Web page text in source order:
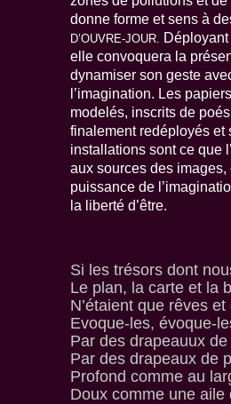
donne forme et sens à
D’OUVRE-JOUR.
elle convoquera la
dynamiser son geste
l’imagination. Les
modelés, inscrits de
finalement redéployés et
installations sont ce que
aux sources des
puissance de
la liberté d’être.
Si les trésors dont
Le plan, la carte et la
N’étaient que rêves et
Evoque-les, évoque-
Par des drapeauux
Par des drapeaux de
Profond comme au
Doux comme une aile